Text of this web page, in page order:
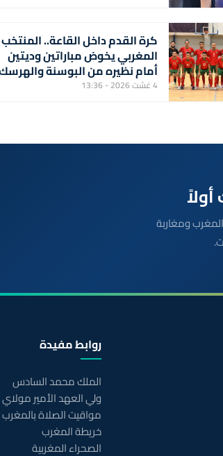
كرة القدم داخل القاعة.. المنتخب
المغربي يخوض مباراتين وديتين
أمام نظيره من البوسنة
4 غشت 2026 - 13:36
تهمّ المغرب ومغاربة
روابط مفيدة
الملك محمد السادس
ولي العهد الأمير
مواقيت الصلاة بالمغرب
خريطة المغرب
الصحراء المغربية